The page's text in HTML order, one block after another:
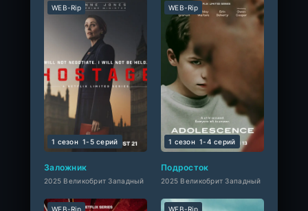
Заложник
2025 Великобрит Западный
WEB-Rip
1 сезон 1-5 cерий
Подросток
2025 Великобрит Западный
WEB-Rip
1 сезон 1-4 cерий
WEB-Rip WEB-Rip